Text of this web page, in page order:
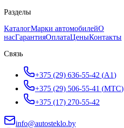
Разделы
КаталогМарки автомобилейО
насГарантияОплатаЦеныКонтакты
Связь
+375 (29) 636-55-42 (A1)
+375 (29) 506-55-41 (МТС)
+375 (17) 270-55-42
info@autosteklo.by